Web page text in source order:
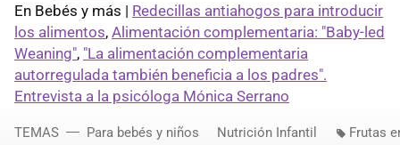
En Bebés y más | Redecillas antiahogos para introducir
los alimentos, Alimentación complementaria: "Baby-led
Weaning", "La alimentación complementaria
autorregulada también beneficia a los padres".
Entrevista a la psicóloga Mónica Serrano
TEMAS Para bebés y niños Nutrición Infantil Frutas